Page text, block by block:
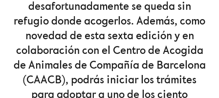
desafortunadamente se queda sin
refugio donde acogerlos. Además, como
novedad de esta sexta edición y en
colaboración con el Centro de Acogida
de Animales de Compañía de Barcelona
(CAACB), podrás iniciar los trámites
para adoptar a uno de los ciento